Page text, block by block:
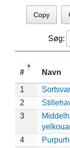
Copy
Søg:
# Navn
1
2
3
4